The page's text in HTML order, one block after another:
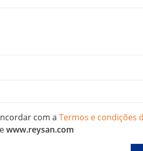
com a Termos e condições
www.reysan.com